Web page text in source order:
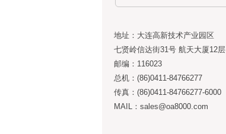
地址：大连高新技术产业园区
七贤岭信达街31号 航天大厦12层
邮编：116023
总机：(86)0411-84766277
传真：(86)0411-84766277-6000
MAIL：sales@oa8000.com